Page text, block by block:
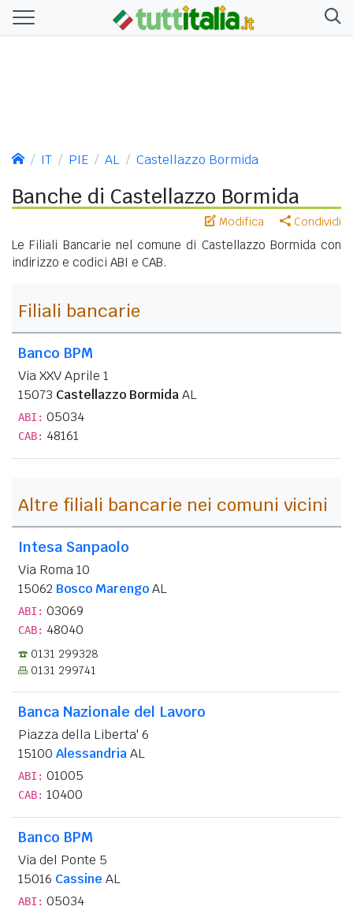
IT PIE AL Castellazzo Bormida
Banche di Castellazzo Bormida
Modifica Condividi
Le Filiali Bancarie nel comune di Castellazzo Bormida con
indirizzo e codici ABI e CAB.
Filiali bancarie
Banco BPM
Via XXV Aprile 1
15073 Castellazzo BormidaAL
ABI: 05034
CAB: 48161
Altre filiali bancarie nei comuni vicini
Intesa Sanpaolo
Via Roma 10
15062 Bosco MarengoAL
ABI: 03069
CAB: 48040
0131 299328
0131 299741
Banca Nazionale del Lavoro
Piazza della Liberta' 6
15100 AlessandriaAL
ABI: 01005
CAB: 10400
Banco BPM
Via del Ponte 5
15016 Cassine AL
ABI: 05034